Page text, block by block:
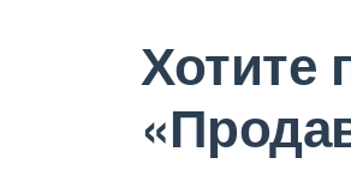
Хотите